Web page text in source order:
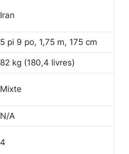
Iran
5 pi 9 po, 1,75 m, 175 cm
82 kg (180,4 livres)
Mixte
N/A
4